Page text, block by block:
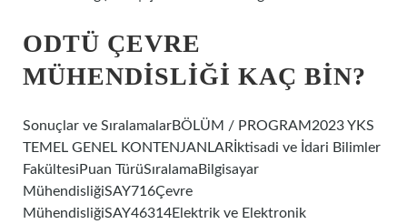
ODTÜ ÇEVRE
MÜHENDISLIĞI KAÇ BIN?
Sonuçlar ve SıralamalarBÖLÜM / PROGRAM2023 YKS
TEMEL GENEL KONTENJANLARİktisadi ve İdari Bilimler
FakültesiPuan TürüSıralamaBilgisayar
MühendisliğiSAY716Çevre
MühendisliğiSAY46314Elektrik ve Elektronik